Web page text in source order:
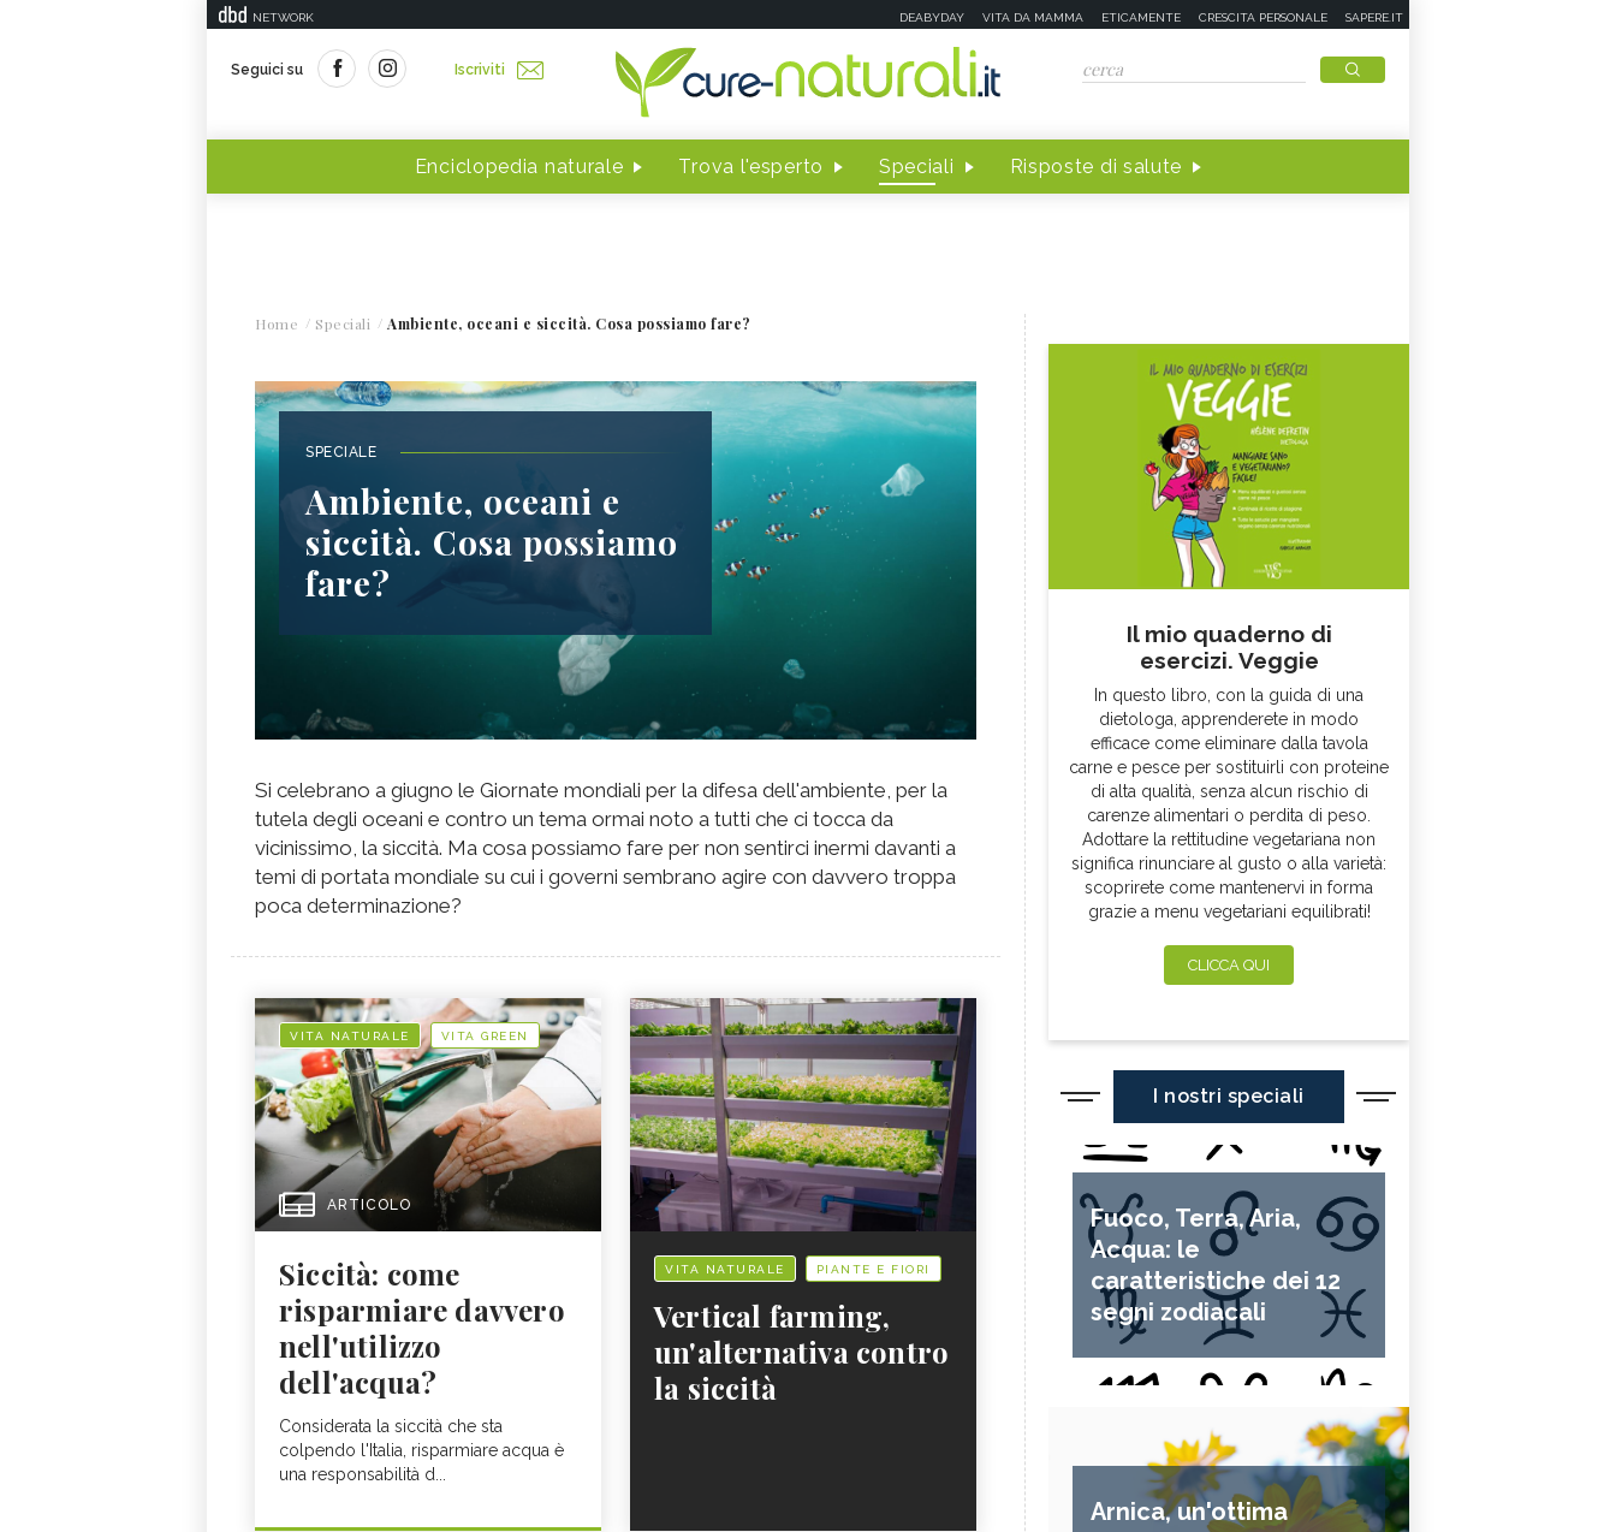
NETWORK DEABYDAY VITA DA MAMMA ETICAMENTE CRESCITA PERSONALE SAPERE.IT
Seguici su Iscriviti
Enciclopedia naturale Trova l'esperto Speciali Risposte di salute
Home Speciali Ambiente, oceani e siccità. Cosa possiamo fare?
SPECIALE
Ambiente, oceani e
siccità. Cosa possiamo
fare?
Si celebrano a giugno le Giornate mondiali per la difesa dell'ambiente, per la
tutela degli oceani e contro un tema ormai noto a tutti che ci tocca da
vicinissimo, la siccità. Ma cosa possiamo fare per non sentirci inermi davanti a
temi di portata mondiale su cui i governi sembrano agire con davvero troppa
poca determinazione?
VITA NATURALE VITA GREEN
ARTICOLO
Siccità: come
risparmiare davvero
nell'utilizzo
dell'acqua?
Considerata la siccità che sta
colpendo l'Italia, risparmiare acqua è
una responsabilità d...
VITA NATURALE PIANTE E FIORI
Vertical farming,
un'alternativa contro
la siccità
Il mio quaderno di
esercizi. Veggie
In questo libro, con la guida di una
dietologa, apprenderete in modo
efficace come eliminare dalla tavola
carne e pesce per sostituirli con proteine
di alta qualità, senza alcun rischio di
carenze alimentari o perdita di peso.
Adottare la rettitudine vegetariana non
significa rinunciare al gusto o alla varietà:
scoprirete come mantenervi in forma
grazie a menu vegetariani equilibrati!
CLICCA QUI
I nostri speciali
Fuoco, Terra, Aria,
Acqua: le
caratteristiche dei 12
segni zodiacali
Arnica, un'ottima